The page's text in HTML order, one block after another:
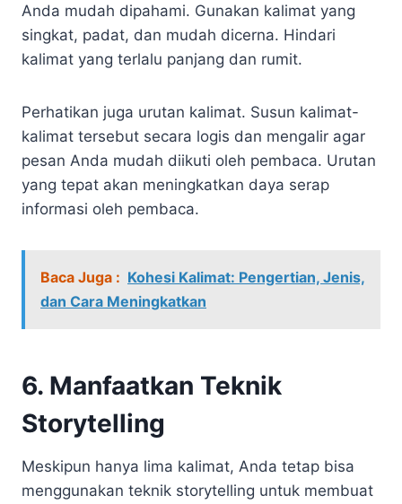
Anda mudah dipahami. Gunakan kalimat yang
singkat, padat, dan mudah dicerna. Hindari
kalimat yang terlalu panjang dan rumit.
Perhatikan juga urutan kalimat. Susun kalimat-
kalimat tersebut secara logis dan mengalir agar
pesan Anda mudah diikuti oleh pembaca. Urutan
yang tepat akan meningkatkan daya serap
informasi oleh pembaca.
Baca Juga : Kohesi Kalimat: Pengertian, Jenis,
dan Cara Meningkatkan
6. Manfaatkan Teknik
Storytelling
Meskipun hanya lima kalimat, Anda tetap bisa
menggunakan teknik storytelling untuk membuat